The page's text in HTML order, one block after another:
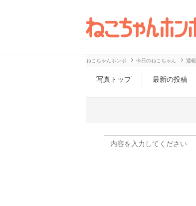
ねこちゃんホンポ 今日のねこちゃん 通報
写真トップ 最新の投稿